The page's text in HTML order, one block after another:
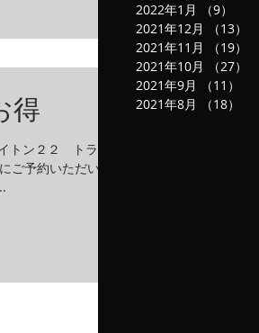
得
トン２２ トライ
予約いただいた
2022年1月
（9）
2021年12月
（13）
2021年11月
（19）
2021年10月
（27）
2021年9月
（11）
2021年8月
（18）